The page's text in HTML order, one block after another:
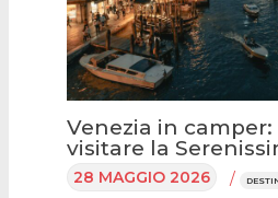
Venezia in
visitare la
28 MAGGIO 2026 /